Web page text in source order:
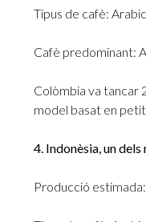
Tipus de cafè:
Cafè predominant:
Colòmbia va tancar
model basat en
4. Indonèsia, un
Producció